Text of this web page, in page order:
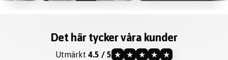
Det här tycker våra kunder
Utmärkt 4.5 / 5 ★ ★ ★ ★ ★